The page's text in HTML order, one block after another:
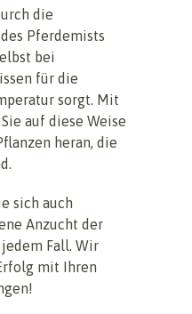
die
Pferdemists
bei
für die
sorgt. Mit
auf diese Weise
heran, die
sich auch
Anzucht der
Fall. Wir
mit Ihren